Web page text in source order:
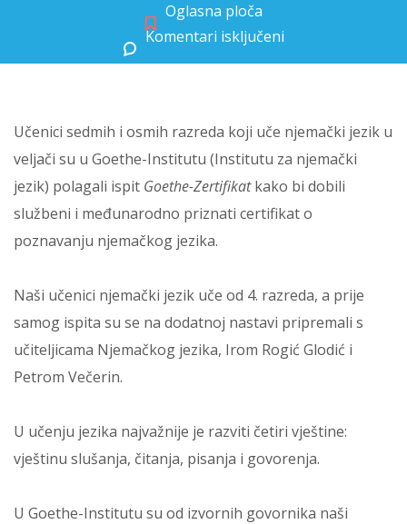
Oglasna ploča
Komentari isključeni
Učenici sedmih i osmih razreda koji uče njemački jezik u
veljači su u Goethe-Institutu (Institutu za njemački
jezik) polagali ispit Goethe-Zertifikatkako bi dobili
službeni i međunarodno priznati certifikat o
poznavanju njemačkog jezika.
Naši učenici njemački jezik uče od 4. razreda, a prije
samog ispita su se na dodatnoj nastavi pripremali s
učiteljicama Njemačkog jezika, Irom Rogić Glodić i
Petrom Večerin.
U učenju jezika najvažnije je razviti četiri vještine:
vještinu slušanja, čitanja, pisanja i govorenja.
U Goethe-Institutu su od izvornih govornika naši